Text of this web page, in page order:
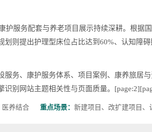
服务配套与养老项目展示持续深耕。根据
则提出护理型床位占比达到60%、认知障
务、康护服务体系、项目案例、康养旅居
别网站主题相关性与页面质量。
医养结合 重点场景： 新建项目、改扩建项目、